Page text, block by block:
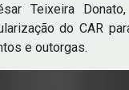
Teixeira
do CAR
e outorgas.